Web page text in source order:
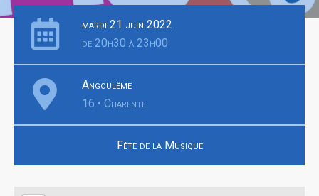
mardi 21 juin 2022
de 20h30 à 23h00
Angoulême
16 • Charente
Fête de la Musique